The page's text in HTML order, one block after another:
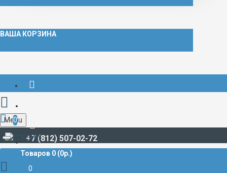
ВАША КОРЗИНА
+7 (812) 507-02-72
Menu
0
Товаров 0 (0р.)
0
СУДОВАЯ ЭЛЕКТРИКА И АВТОМАТИКА